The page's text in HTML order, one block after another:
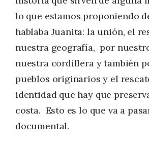
lo que estamos proponiendo
hablaba Juanita: la unión, el
nuestra geografía, por
nuestra cordillera y también
pueblos originarios y el
identidad que hay que
costa. Esto es lo que va a
documental.